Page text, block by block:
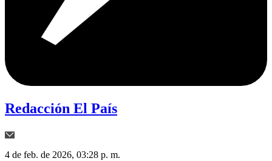
Redacción El País
4 de feb. de 2026, 03:28 p. m.